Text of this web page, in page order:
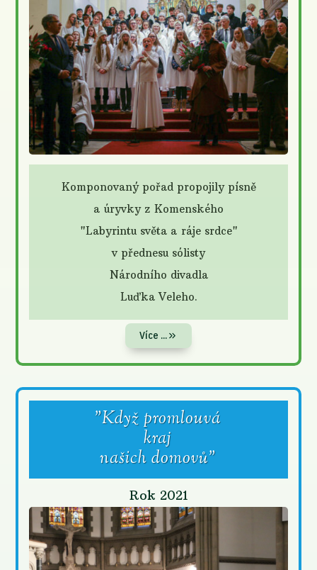
Komponovaný pořad propojily písně
a úryvky z Komenského
"Labyrintu světa a ráje srdce"
v přednesu sólisty
Národního divadla
Luďka Veleho.
Více ...
"Když promlouvá
kraj
našich domovů"
Rok 2021